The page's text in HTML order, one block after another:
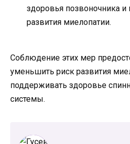
здоровья позвоночника
развития миелопатии.
Соблюдение этих мер
уменьшить риск развития
поддерживать здоровье
системы.